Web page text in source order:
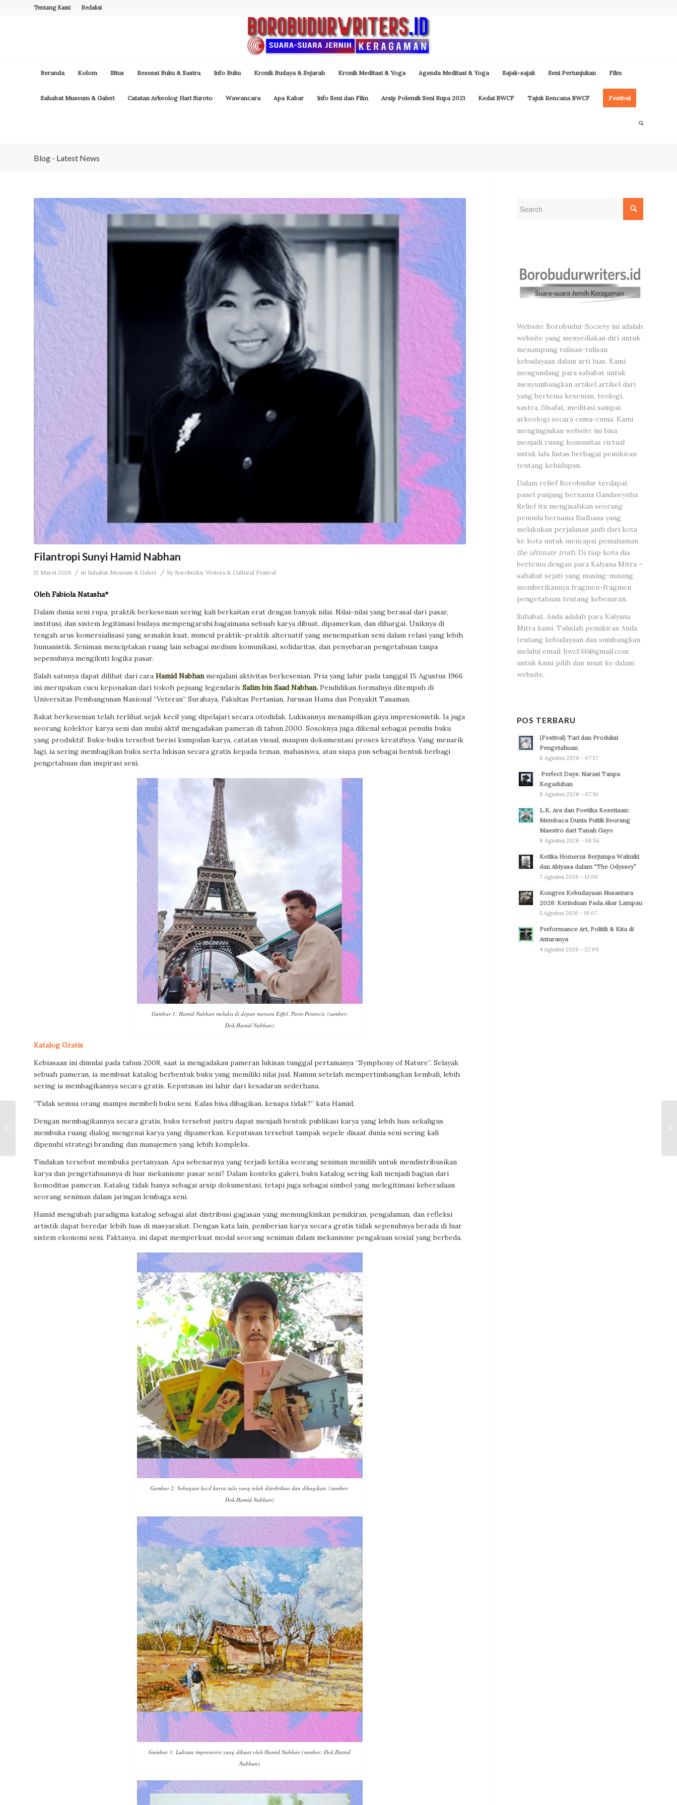
Tentang Kami Redaksi
Beranda Kolom Situs Resensi Buku & Sastra Info Buku Kronik Budaya & Sejarah Kronik Meditasi & Yoga Agenda Meditasi & Yoga Sajak-sajak Seni Pertunjukan Film
Sahabat Museum & Galeri Catatan Arkeolog Hari Suroto Wawancara Apa Kabar Info Seni dan Film Arsip Polemik Seni Rupa 2021 Kedai BWCF Tajuk Rencana BWCF Festival
Blog - Latest News
Filantropi Sunyi Hamid Nabhan
12 Maret 2026 / in Sahabat Museum & Galeri / by Borobudur Writers & Cultural Festival
Oleh Fabiola Natasha*
Dalam dunia seni rupa, praktik berkesenian sering kali berkaitan erat dengan banyak nilai. Nilai-nilai yang berasal dari pasar,
institusi, dan sistem legitimasi budaya mempengaruhi bagaimana sebuah karya dibuat, dipamerkan, dan dihargai. Uniknya di
tengah arus komersialisasi yang semakin kuat, muncul praktik-praktik alternatif yang menempatkan seni dalam relasi yang lebih
humanistik. Seniman menciptakan ruang lain sebagai medium komunikasi, solidaritas, dan penyebaran pengetahuan tanpa
sepenuhnya mengikuti logika pasar.
Salah satunya dapat dilihat dari cara Hamid Nabhanmenjalani aktivitas berkesenian. Pria yang lahir pada tanggal 15 Agustus 1966
ini merupakan cucu keponakan dari tokoh pejuang legendaris Salim bin Saad Nabhan. Pendidikan formalnya ditempuh di
Universitas Pembangunan Nasional “Veteran” Surabaya, Fakultas Pertanian, Jurusan Hama dan Penyakit Tanaman.
Bakat berkesenian telah terlihat sejak kecil yang dipelajari secara otodidak. Lukisannya menampilkan gaya impresionistik. Ia juga
seorang kolektor karya seni dan mulai aktif mengadakan pameran di tahun 2000. Sosoknya juga dikenal sebagai penulis buku
yang produktif. Buku-buku tersebut berisi kumpulan karya, catatan visual, maupun dokumentasi proses kreatifnya. Yang menarik
lagi, ia sering membagikan buku serta lukisan secara gratis kepada teman, mahasiswa, atau siapa pun sebagai bentuk berbagi
pengetahuan dan inspirasi seni.
Gambar 1: Hamid Nabhan melukis di depan menara Eiffel, Paris-Perancis. (sumber:
Dok.Hamid Nabhan)
Katalog Gratis
Kebiasaan ini dimulai pada tahun 2008, saat ia mengadakan pameran lukisan tunggal pertamanya “Symphony of Nature”. Selayak
sebuah pameran, ia membuat katalog berbentuk buku yang memiliki nilai jual. Namun setelah mempertimbangkan kembali, lebih
sering ia membagikannya secara gratis. Keputusan ini lahir dari kesadaran sederhana.
“Tidak semua orang mampu membeli buku seni. Kalau bisa dibagikan, kenapa tidak?” kata Hamid.
Dengan membagikannya secara gratis, buku tersebut justru dapat menjadi bentuk publikasi karya yang lebih luas sekaligus
membuka ruang dialog mengenai karya yang dipamerkan. Keputusan tersebut tampak sepele disaat dunia seni sering kali
dipenuhi strategi branding dan manajemen yang lebih kompleks.
Tindakan tersebut membuka pertanyaan. Apa sebenarnya yang terjadi ketika seorang seniman memilih untuk mendistribusikan
karya dan pengetahuannya di luar mekanisme pasar seni? Dalam konteks galeri, buku katalog sering kali menjadi bagian dari
komoditas pameran. Katalog tidak hanya sebagai arsip dokumentasi, tetapi juga sebagai simbol yang melegitimasi keberadaan
seorang seniman dalam jaringan lembaga seni.
Hamid mengubah paradigma katalog sebagai alat distribusi gagasan yang memungkinkan pemikiran, pengalaman, dan refleksi
artistik dapat beredar lebih luas di masyarakat. Dengan kata lain, pemberian karya secara gratis tidak sepenuhnya berada di luar
sistem ekonomi seni. Faktanya, ini dapat memperkuat modal seorang seniman dalam mekanisme pengakuan sosial yang berbeda.
Gambar 2: Sebagian kecil karya tulis yang telah diterbitkan dan dibagikan. (sumber:
Dok.Hamid Nabhan)
Gambar 3: Lukisan impresionis yang dibuat oleh Hamid Nabhan (sumber: Dok.Hamid
Nabhan)
Website Borobudur Society ini adalah
website yang menyediakan diri untuk
menampung tulisan-tulisan
kebudayaan dalam arti luas. Kami
mengundang para sahabat untuk
menyumbangkan artikel artikel dari
yang bertema kesenian, teologi,
sastra, filsafat, meditasi sampai
arkeologi secara cuma-cuma. Kami
menginginkan website ini bisa
menjadi ruang komunitas virtual
untuk lalu lintas berbagai pemikiran
tentang kehidupan.
Dalam relief Borobudur terdapat
panel panjang bernama Gandawyuha.
Relief itu mengisahkan seorang
pemuda bernama Sudhana yang
melakukan perjalanan jauh dari kota
ke kota untuk mencapai pemahaman
the ultimate truth. Di tiap kota dia
bertemu dengan para Kalyana Mitra –
sahabat sejati yang masing-masing
memberikannya fragmen-fragmen
pengetahuan tentang kebenaran.
Sahabat, Anda adalah para Kalyana
Mitra kami. Tulislah pemikiran Anda
tentang kebudayaan dan sumbangkan
melalui email: bwcf.66@gmail.com
untuk kami pilih dan muat ke dalam
website.
POS TERBARU
(Festival) Tari dan Produksi
Pengetahuan
8 Agustus 2026 - 07:17
Perfect Days: Narasi Tanpa
Kegaduhan
8 Agustus 2026 - 07:10
L.K. Ara dan Poetika Kesetiaan:
Membaca Dunia Puitik Seorang
Maestro dari Tanah Gayo
8 Agustus 2026 - 06:54
Ketika Homerus Berjumpa Walmiki
dan Abiyasa dalam “The Odyssey”
7 Agustus 2026 - 13:00
Kongres Kebudayaan Nusantara
2026: Kerinduan Pada Akar Lampau
5 Agustus 2026 - 19:07
Performance Art, Politik & Kita di
Antaranya
4 Agustus 2026 - 22:09
Lingga-Yoni
Arahmaiani